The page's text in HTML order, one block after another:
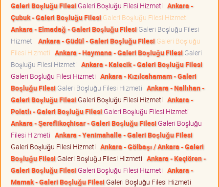
Galeri Boşluğu Filesi Galeri Boşluğu Filesi Hizmeti Ankara -
Çubuk - Galeri Boşluğu Filesi Galeri Boşluğu Filesi Hizmeti
Ankara - Elmadağ - Galeri Boşluğu Filesi Galeri Boşluğu Filesi
Hizmeti Ankara - Güdül - Galeri Boşluğu Filesi Galeri Boşluğu
Filesi Hizmeti Ankara - Haymana - Galeri Boşluğu Filesi Galeri
Boşluğu Filesi Hizmeti Ankara - Kalecik - Galeri Boşluğu Filesi
Galeri Boşluğu Filesi Hizmeti Ankara - Kızılcahamam - Galeri
Boşluğu Filesi Galeri Boşluğu Filesi Hizmeti Ankara - Nallıhan -
Galeri Boşluğu Filesi Galeri Boşluğu Filesi Hizmeti Ankara -
Polatlı - Galeri Boşluğu Filesi Galeri Boşluğu Filesi Hizmeti
Ankara - Şereflikoçhisar - Galeri Boşluğu Filesi Galeri Boşluğu
Filesi Hizmeti Ankara - Yenimahalle - Galeri Boşluğu Filesi
Galeri Boşluğu Filesi Hizmeti Ankara - Gölbaşı / Ankara - Galeri
Boşluğu Filesi Galeri Boşluğu Filesi Hizmeti Ankara - Keçiören -
Galeri Boşluğu Filesi Galeri Boşluğu Filesi Hizmeti Ankara -
Mamak - Galeri Boşluğu Filesi Galeri Boşluğu Filesi Hizmeti